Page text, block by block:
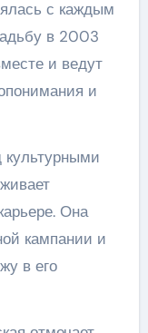
с каждым
в 2003
и ведут
и
Она
кампании и
в его